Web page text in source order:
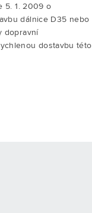
5. 1. 2009 o
dálnice D35 nebo
dopravní
dostavbu této